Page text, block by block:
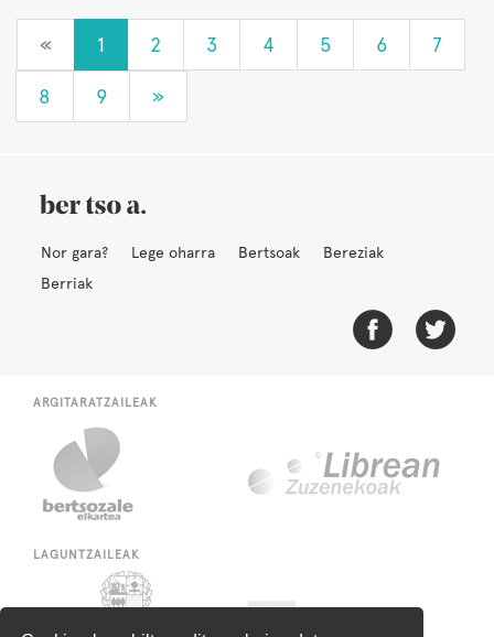
« 1 2 3 4 5 6 7
8 9 »
Nor gara? Lege oharra Bertsoak
Bereziak
Berriak
ARGITARATZAILEAK
LAGUNTZAILEAK